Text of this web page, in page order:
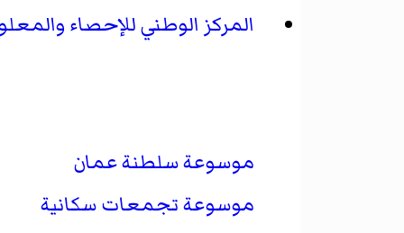
المركز الوطني للإحصاء
موسوعة سلطنة عمان
موسوعة تجمعات سكانية